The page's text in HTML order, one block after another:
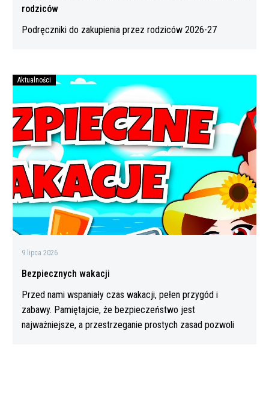
rodziców
Podręczniki do zakupienia przez rodziców 2026-27
Bezpiecznych
wakacji
Aktualności
9 lipca 2026
Bezpiecznych wakacji
Przed nami wspaniały czas wakacji, pełen przygód i
zabawy. Pamiętajcie, że bezpieczeństwo jest
najważniejsze, a przestrzeganie prostych zasad pozwoli